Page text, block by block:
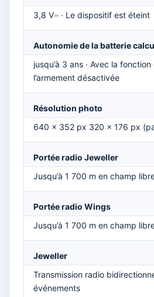
3,8 V⎓ · Le dispositif est éteint
Autonomie de la batterie
jusqu’à 3 ans · Avec la
l’armement désactivée
Résolution photo
640 × 352 px 320 × 176 px
Portée radio Jeweller
Jusqu’à 1 700 m en champ
Portée radio Wings
Jusqu’à 1 700 m en champ
Jeweller
Transmission radio
événements